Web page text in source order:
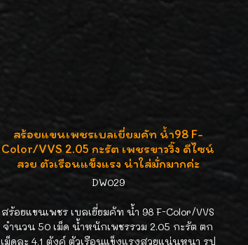
สร้อยแขนเพชรเบลเยี่ยมคัท น้ำ98 F-
Color/VVS 2.05 กะรัต เพชรขาววิ๊ง ดีไซน์
สวย ตัวเรือนแข็งแรง น่าใส่มั่กมากค่ะ
DW029
สร้อยแขนเพชร เบลเยี่ยมคัท น้ำ 98 F-Color/VVS
จำนวน 50 เม็ด น้ำหนักเพชรรวม 2.05 กะรัต ตก
เม็ดละ 4.1 ตังค์ ตัวเรือนแข็งแรงสวยแน่นหนา รูป